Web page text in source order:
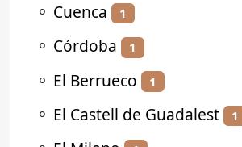
⚬ Cuenca 1
⚬ Córdoba 1
⚬ El Berrueco 1
⚬ El Castell de Guadalest 1